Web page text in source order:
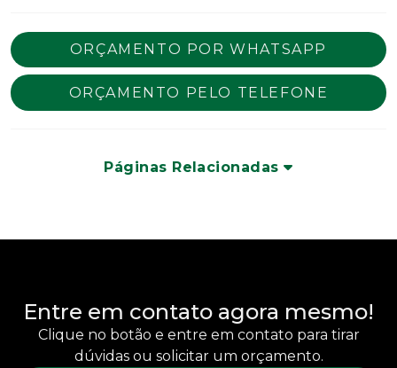
ORÇAMENTO POR WHATSAPP
ORÇAMENTO PELO TELEFONE
Páginas Relacionadas
Entre em contato agora mesmo!
Clique no botão e entre em contato para tirar
dúvidas ou solicitar um orçamento.